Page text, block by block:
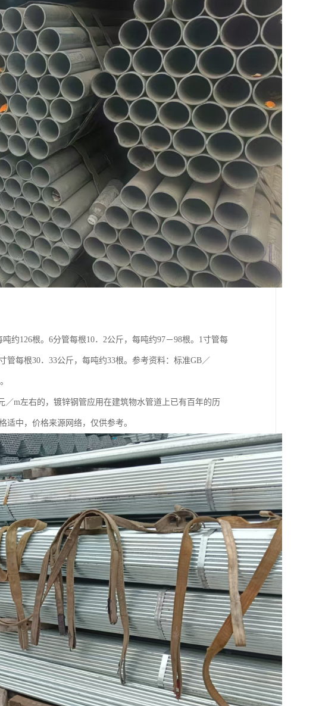
约126根。6分管每根10．2公斤，每吨约97－98根。1寸管每
管每根30．33公斤，每吨约33根。参考资料：标准GB／
／m左右的，镀锌钢管应用在建筑物水管道上已有百年的历
适中，价格来源网络，仅供参考。